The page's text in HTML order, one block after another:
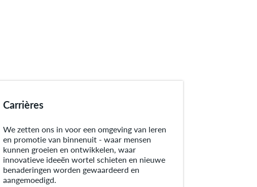
Carrières
We zetten ons in voor een omgeving van leren
en promotie van binnenuit - waar mensen
kunnen groeien en ontwikkelen, waar
innovatieve ideeën wortel schieten en nieuwe
benaderingen worden gewaardeerd en
aangemoedigd.